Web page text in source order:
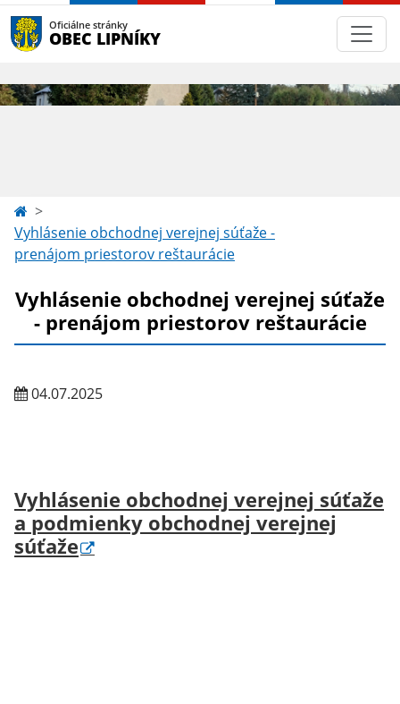
Oficiálne stránky
OBEC LIPNÍKY
Vyhlásenie obchodnej verejnej súťaže -
prenájom priestorov reštaurácie
Vyhlásenie obchodnej verejnej súťaže
- prenájom priestorov reštaurácie
04.07.2025
Vyhlásenie obchodnej verejnej súťaže
a podmienky obchodnej verejnej
súťaže